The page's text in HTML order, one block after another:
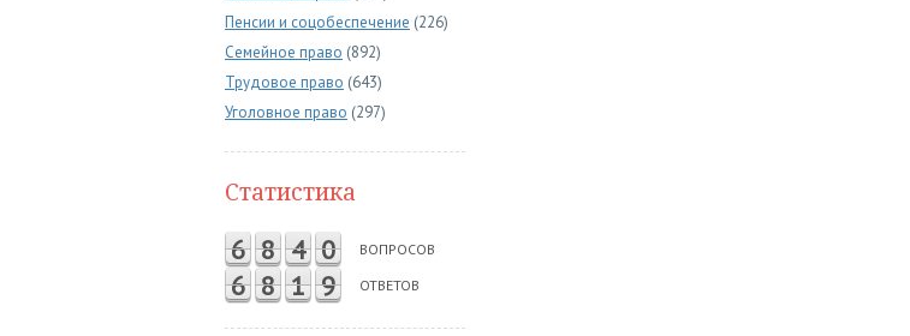
Пенсии и соцобеспечение (226)
Семейное право (892)
Трудовое право (643)
Уголовное право (297)
Статистика
6 8 4 0 ВОПРОСОВ
6 8 1 9 ОТВЕТОВ